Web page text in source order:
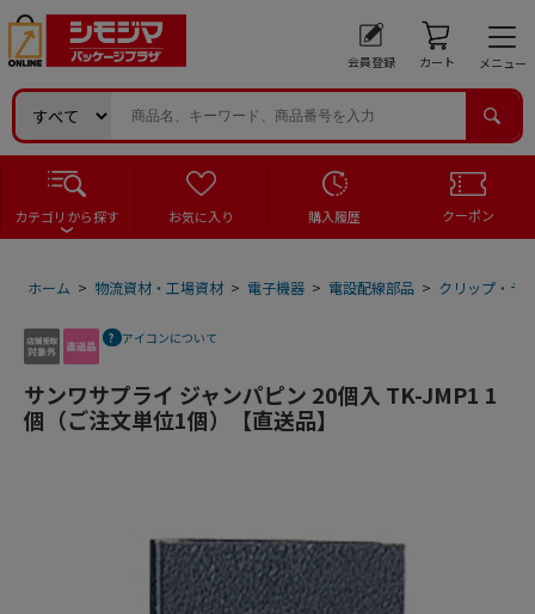
会員登録 カート メニュー
カテゴリから探す お気に入り 購入履歴 クーポン
ホーム > 物流資材・工場資材 > 電子機器 > 電設配線部品 > クリップ・テ
アイコンについて
サンワサプライ ジャンパピン 20個入 TK-JMP1 1
個（ご注文単位1個）【直送品】